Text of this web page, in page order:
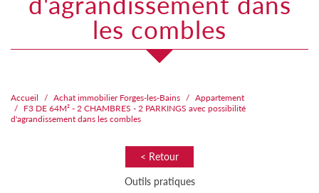
les combles
Accueil Achat immobilier Forges-les-Bains
Appartement
F3 DE 64M² - 2 CHAMBRES - 2 PARKINGS avec possibilité
d'agrandissement dans les combles
< Retour
Outils pratiques